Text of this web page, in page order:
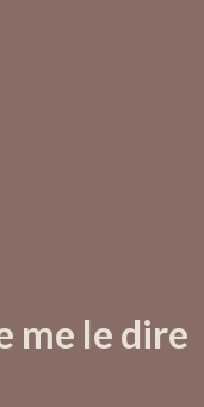
me le dire